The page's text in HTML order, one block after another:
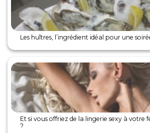
Les huîtres, l’ingrédient idéal pour une
Et si vous offriez de la lingerie sexy à votre
?